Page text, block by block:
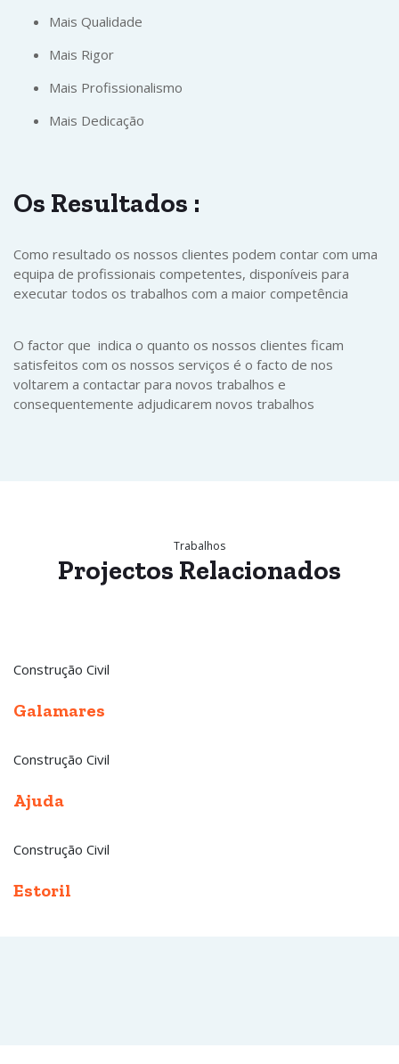
Mais Qualidade
Mais Rigor
Mais Profissionalismo
Mais Dedicação
Os Resultados :
Como resultado os nossos clientes podem contar com uma
equipa de profissionais competentes, disponíveis para
executar todos os trabalhos com a maior competência
O factor que indica o quanto os nossos clientes ficam
satisfeitos com os nossos serviços é o facto de nos
voltarem a contactar para novos trabalhos e
consequentemente adjudicarem novos trabalhos
Trabalhos
Projectos Relacionados
Construção Civil
Galamares
Construção Civil
Ajuda
Construção Civil
Estoril